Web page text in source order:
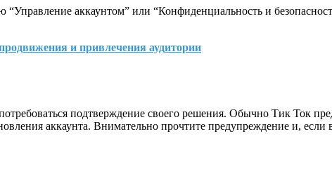
аккаунтом” или “Конфиденциальность и
и привлечения аудитории
подтверждение своего решения. Обычно Тик Ток
аккаунта. Внимательно прочтите предупреждение и,